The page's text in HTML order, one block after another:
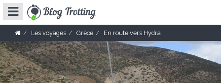
Les voyages Grèce En route vers Hydra